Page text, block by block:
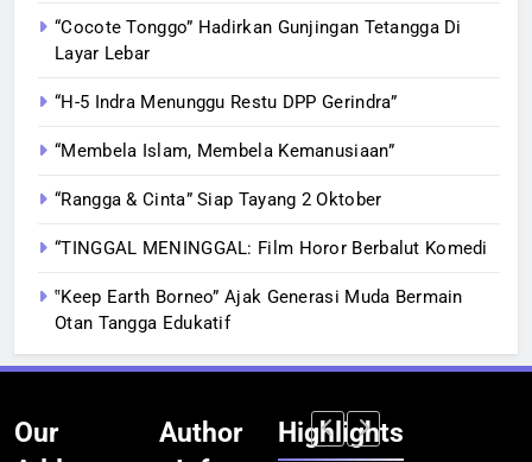
“Cocote Tonggo” Hadirkan Gunjingan Tetangga Di
Layar Lebar
“H-5 Indra Menunggu Restu DPP Gerindra”
“Membela Islam, Membela Kemanusiaan”
“Rangga & Cinta” Siap Tayang 2 Oktober
“TINGGAL MENINGGAL: Film Horor Berbalut Komedi
‟Keep Earth Borneo” Ajak Generasi Muda Bermain
Otan Tangga Edukatif
Our
Author
Highlights